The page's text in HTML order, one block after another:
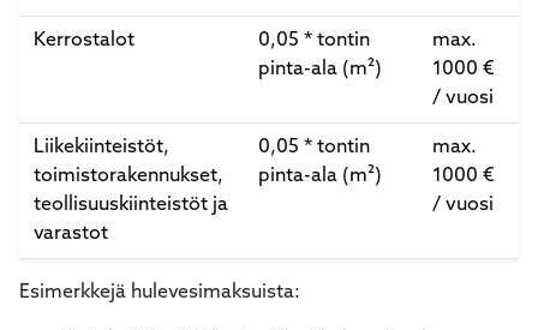
Kerrostalot
0,05 * tontin
pinta-ala (m²)
max.
1000 €
/ vuosi
Liikekiinteistöt,
toimistorakennukset,
teollisuuskiinteistöt ja
varastot
0,05 * tontin
pinta-ala (m²)
max.
1000 €
/ vuosi
Esimerkkejä hulevesimaksuista: